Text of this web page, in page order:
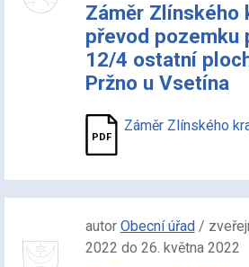
Záměr Zlínského
převod pozemku
12/4 ostatní
Pržno u Vsetína
Záměr Zlínského
autor Obecní úřad/
2022 do 26. května 2022